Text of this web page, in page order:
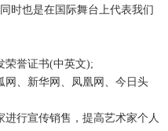
时也是在国际舞台上代表我们
荣誉证书(中英文);
网、新华网、凤凰网、今日头
行宣传销售，提高艺术家个人